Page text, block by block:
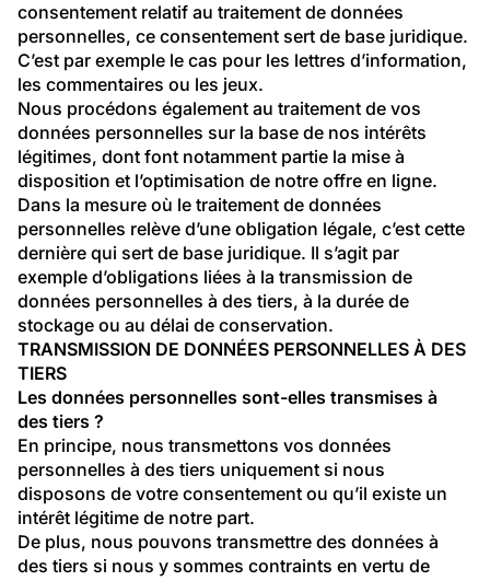
consentement relatif au traitement de données
personnelles, ce consentement sert de base juridique.
C’est par exemple le cas pour les lettres d’information,
les commentaires ou les jeux.
Nous procédons également au traitement de vos
données personnelles sur la base de nos intérêts
légitimes, dont font notamment partie la mise à
disposition et l’optimisation de notre offre en ligne.
Dans la mesure où le traitement de données
personnelles relève d’une obligation légale, c’est cette
dernière qui sert de base juridique. Il s’agit par
exemple d’obligations liées à la transmission de
données personnelles à des tiers, à la durée de
stockage ou au délai de conservation.
TRANSMISSION DE DONNÉES PERSONNELLES À DES
TIERS
Les données personnelles sont-elles transmises à
des tiers ?
En principe, nous transmettons vos données
personnelles à des tiers uniquement si nous
disposons de votre consentement ou qu’il existe un
intérêt légitime de notre part.
De plus, nous pouvons transmettre des données à
des tiers si nous y sommes contraints en vertu de